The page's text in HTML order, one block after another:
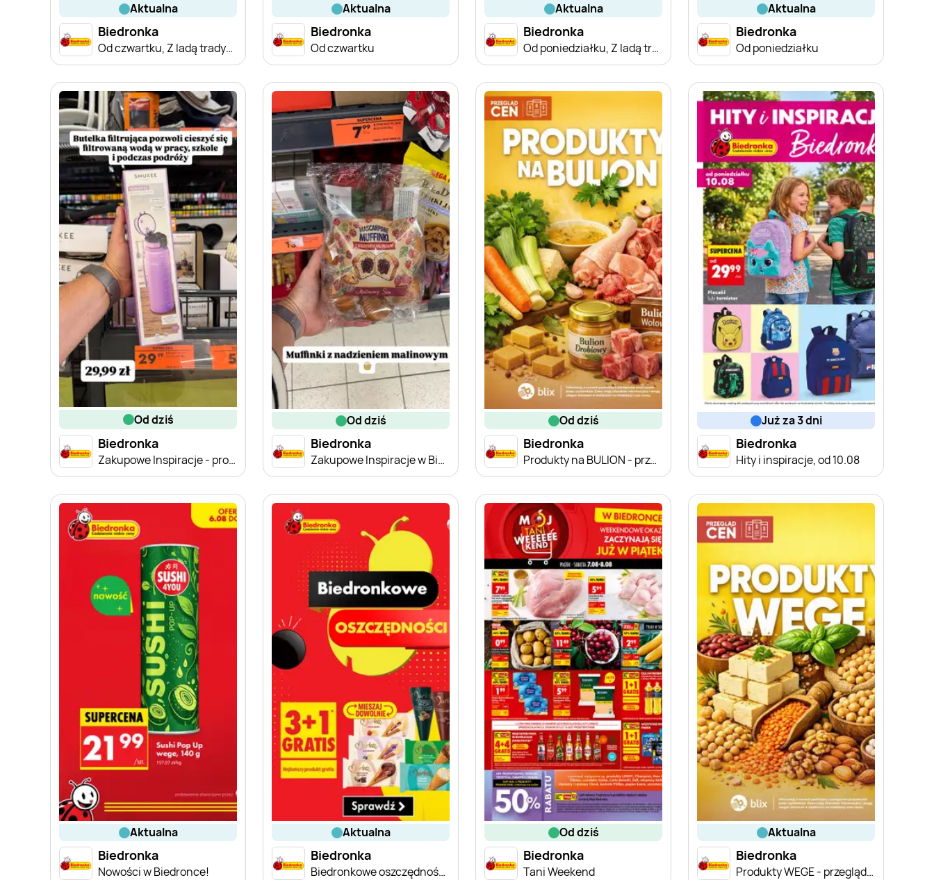
aktualna
Biedronka
Od czwartku, Z ladą tradycyjną
aktualna
Biedronka
Od czwartku
aktualna
Biedronka
Od poniedziałku, Z ladą tradycyjną
aktualna
Biedronka
Od poniedziałku
od dziś
Biedronka
Zakupowe Inspiracje - produkty do domu i dodatki modowe
od dziś
Biedronka
Zakupowe Inspiracje w Biedronce
od dziś
Biedronka
Produkty na BULION - przegląd cen
już za 3 dni
Biedronka
Hity i inspiracje, od 10.08
aktualna
Biedronka
Nowości w Biedronce!
aktualna
Biedronka
Biedronkowe oszczędności od czwartku
od dziś
Biedronka
Tani Weekend
aktualna
Biedronka
Produkty WEGE - przegląd cen